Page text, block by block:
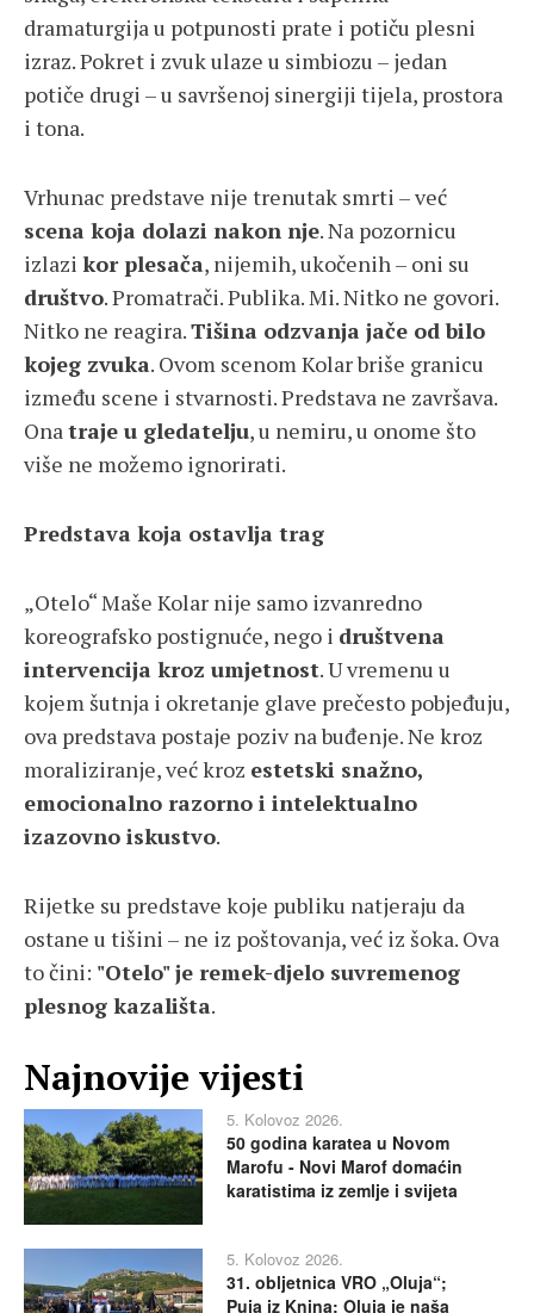
dramaturgija u potpunosti prate i potiču plesni
izraz. Pokret i zvuk ulaze u simbiozu – jedan
potiče drugi – u savršenoj sinergiji tijela, prostora
i tona.
Vrhunac predstave nije trenutak smrti – već
scena koja dolazi nakon nje. Na pozornicu
izlazi kor plesača, nijemih, ukočenih – oni su
društvo. Promatrači. Publika. Mi. Nitko ne govori.
Nitko ne reagira.Tišina odzvanja jače od bilo
kojeg zvuka. Ovom scenom Kolar briše granicu
između scene i stvarnosti. Predstava ne završava.
Onatraje u gledatelju, u nemiru, u onome što
više ne možemo ignorirati.
Predstava koja ostavlja trag
„Otelo“ Maše Kolar nije samo izvanredno
koreografsko postignuće, nego i društvena
intervencija kroz umjetnost. U vremenu u
kojem šutnja i okretanje glave prečesto pobjeđuju,
ova predstava postaje poziv na buđenje. Ne kroz
moraliziranje, već kroz estetski snažno,
emocionalno razorno i intelektualno
izazovno iskustvo.
Rijetke su predstave koje publiku natjeraju da
ostane u tišini – ne iz poštovanja, već iz šoka. Ova
to čini: "Otelo" je remek-djelo suvremenog
plesnog kazališta.
Najnovije vijesti
5. Kolovoz 2026.
50 godina karatea u Novom
Marofu - Novi Marof domaćin
karatistima iz zemlje i svijeta
5. Kolovoz 2026.
31. obljetnica VRO „Oluja“;
Puja iz Knina: Oluja je naša